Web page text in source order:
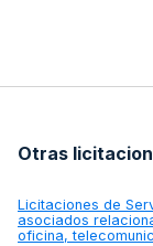
Otras
Licitaciones de
asociados
oficina,